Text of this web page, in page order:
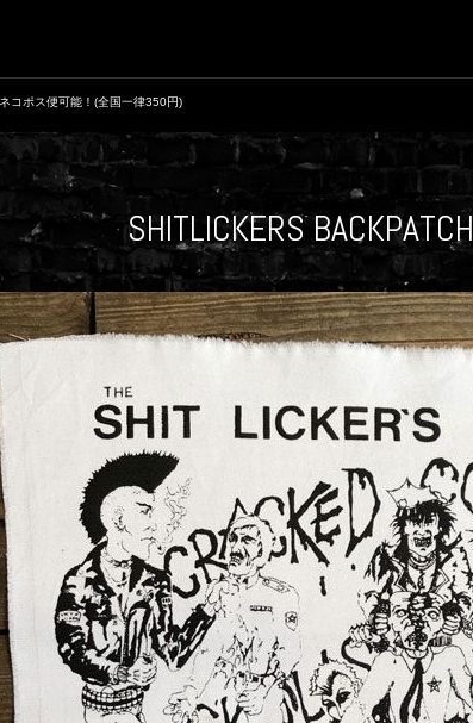
コポス便可能！(全国一律350円)
SHITLICKERS BACKPATCH